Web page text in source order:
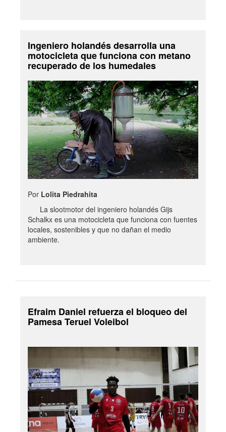
Ingeniero holandés desarrolla una
motocicleta que funciona con metano
recuperado de los humedales
Por Lolita Piedrahita
La slootmotor del ingeniero holandés Gijs
Schalkx es una motocicleta que funciona con fuentes
locales, sostenibles y que no dañan el medio
ambiente.
Efraim Daniel refuerza el bloqueo del
Pamesa Teruel Voleibol